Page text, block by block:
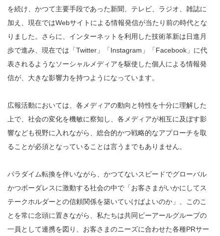
を続け、かつて主要手段であった新聞、テレビ、ラジオ、雑誌に
加え、現在ではWebサイトによる情報発信が当たり前の時代とな
りました。さらに、インターネットを利用した技術革新は日進月
歩で進み、現在では「Twitter」「Instagram」「Facebook」に代
表されるようなソーシャルメディアを駆使した個人による情報発
信が、大きな影響力を持つようになっています。
広報活動においては、各メディアの動向と特性を十分に理解した
上で、社会の変化を機敏に察知し、各メディアが相互に及ぼす影
響なども視野に入れながら、総合的かつ戦略的なアプローチを取
ることが必須となっていることは言うまでもありません。
パラダイム転換を伴いながら、かつてないスピードでグローバル
かつボーダレスに激動する社会の中で「お客さまがいかにしてス
テークホルダーとの信頼関係を築いていけばよいのか」、このこ
とを常に念頭に置きながら、私たちは共同ピーアールグループの
一員として連携を図り、お客さまのニーズに合わせた各種PRサー